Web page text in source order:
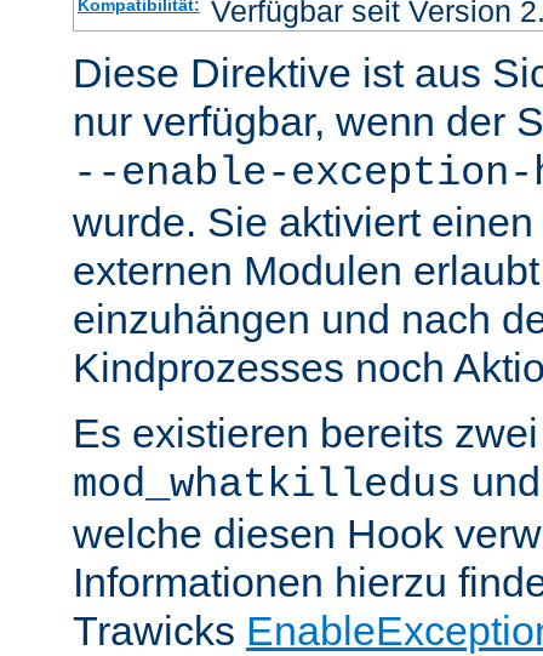
Kompatibilität:
Verfügbar seit Version
Diese Direktive ist aus
nur verfügbar, wenn der
--enable-exception-
wurde. Sie aktiviert
externen Modulen
einzuhängen und nach
Kindprozesses noch
Es existieren bereits
mod_whatkilledus
welche diesen Hook
Informationen hierzu
Trawicks